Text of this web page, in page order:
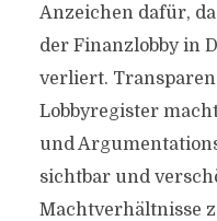
Anzeichen dafür,
der Finanzlobby in
verliert.
Lobbyregister
und
sichtbar und
Machtverhältnisse